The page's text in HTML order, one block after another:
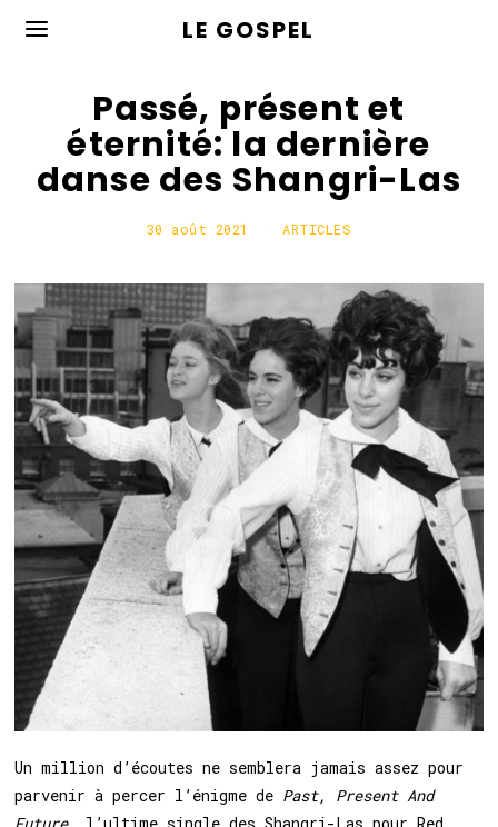
LE GOSPEL
Passé, présent et
éternité: la dernière
danse des Shangri-Las
30 août 2021
o
t
2
0
2
1
ARTICLES
Un million d’écoutes ne semblera jamais assez pour
parvenir à percer l’énigme de Past, Present And
Future, l’ultime single des Shangri-Las pour Red